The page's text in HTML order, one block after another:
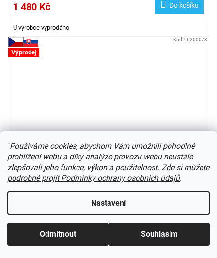
"Používáme cookies, abychom Vám umožnili pohodlné
prohlížení webu a díky analýze provozu webu neustále
zlepšovali jeho funkce, výkon a použitelnost. Zde si můžete
podrobně projít Podmínky ochrany osobních údajů.
Nastavení
Odmítnout Souhlasím
1 480 Kč Do košíku
U výrobce vyprodáno
Výprodej
IGRA MODEL 96200073
Skladem poslední kusy
Kód:96200073